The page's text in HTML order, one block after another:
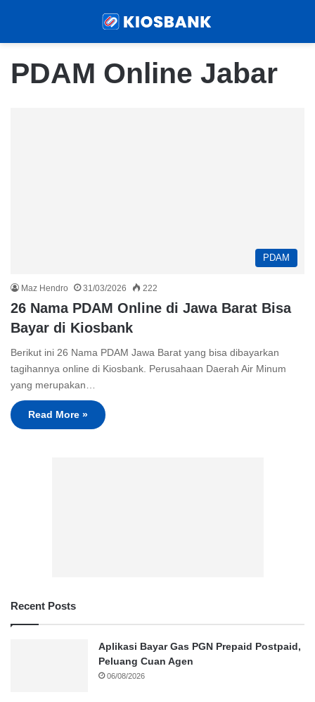
PDAM Online Jabar
PDAM
Maz Hendro 31/03/2026 222
26 Nama PDAM Online di Jawa Barat Bisa
Bayar di Kiosbank
Berikut ini 26 Nama PDAM Jawa Barat yang bisa dibayarkan
tagihannya online di Kiosbank. Perusahaan Daerah Air Minum
yang merupakan…
Read More »
Recent Posts
Aplikasi Bayar Gas PGN Prepaid Postpaid,
Peluang Cuan Agen
06/08/2026